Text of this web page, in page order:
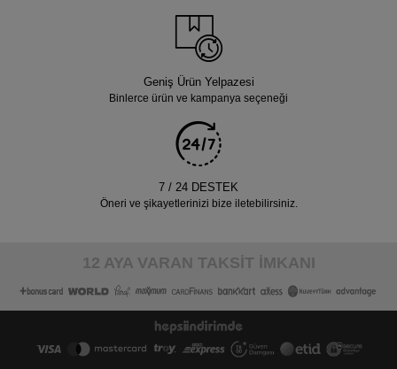
Geniş Ürün Yelpazesi
Binlerce ürün ve kampanya seçeneği
7 / 24 DESTEK
Öneri ve şikayetlerinizi bize iletebilirsiniz.
12 AYA VARAN TAKSİT İMKANI